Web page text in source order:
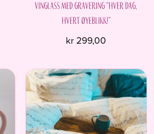
Vinglass med gravering “Hver dag,
hvert øyeblikk!”
kr 299,00